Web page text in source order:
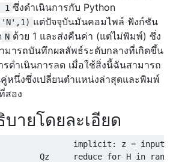
1 ซึ่งดำเนินการกับ Python
แต่ปัจจุบันมันคอมไพล์ ฟังก์ชัน
N ด้วย 1 และส่งคืนค่า (แต่ไม่พิมพ์) ซึ่ง
มารถบันทึกผลลัพธ์ระดับกลางที่เกิดขึ้น
รดำเนินการลด เมื่อใช้สิ่งนี้ฉันสามารถ
คู่หนึ่งซึ่งเปลี่ยนตำแหน่งล่าสุดและพิมพ์
สอง
ายโดยละเอียด
implicit: z = input
Qz     reduce for H in